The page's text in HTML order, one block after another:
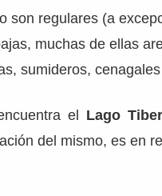
son regulares (a
muchas de ellas
sumideros,
el Lago
del mismo, es en